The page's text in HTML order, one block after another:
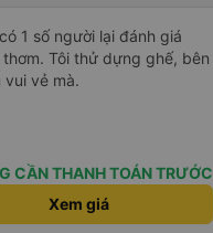
Chuyện gì xảy ra với
tôi đang nói về nó. ạn
tài xế đã giúp tôi vì nhìn
1 số người lại đánh giá
vui vẻ mà.
CẦN THANH TOÁN TRƯỚC
Xem giá